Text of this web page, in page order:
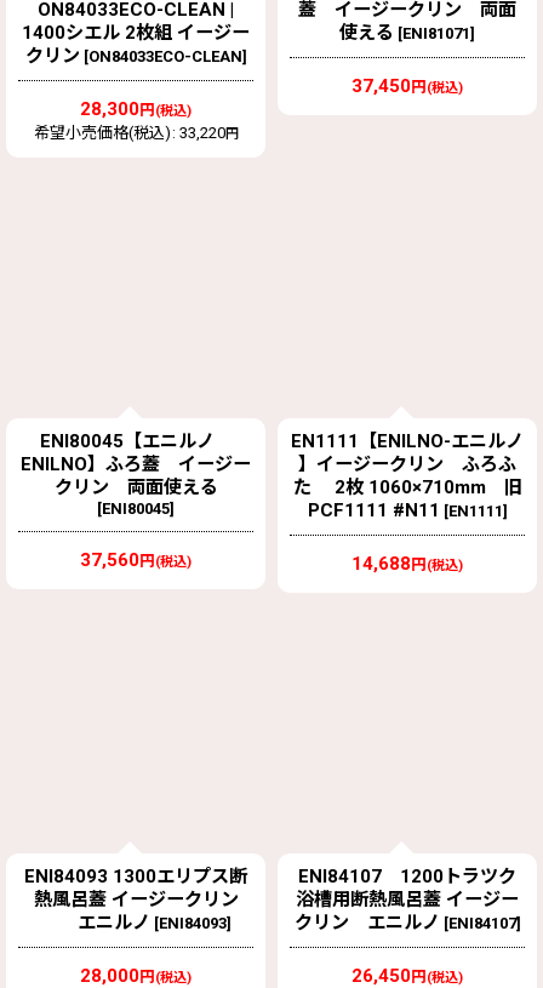
ON84033ECO-CLEAN |
1400シエル 2枚組 イージー
クリン [ON84033ECO-CLEAN]
28,300円 (税込)
希望小売価格(税込) : 33,220円
蓋 イージークリン 両面
使える [ENI81071]
37,450円 (税込)
ENI80045【エニルノ
ENILNO】ふろ蓋 イージー
クリン 両面使える
[ENI80045]
37,560円 (税込)
EN1111【ENILNO-エニルノ
】イージークリン ふろふ
た 2枚 1060×710mm 旧
PCF1111 #N11 [EN1111]
14,688 円 (税込)
ENI84093 1300エリプス断
熱風呂蓋 イージークリン
エニルノ [ENI84093]
28,000円 (税込)
ENI84107 1200トラツク
浴槽用断熱風呂蓋 イージー
クリン エニルノ [ENI84107]
26,450円 (税込)